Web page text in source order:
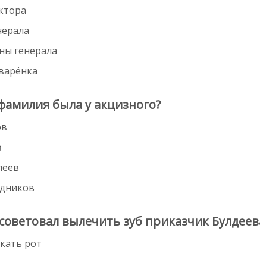
генерала
была у акцизного?
вылечить зуб приказчик
рот